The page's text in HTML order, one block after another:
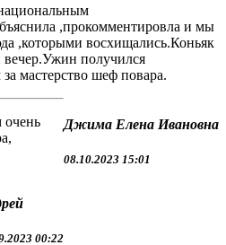
,прокомментировла и мы
,которыми восхищались.Коньяк
вечер.Ужин получился
мастерство шеф повара.
Джима Елена Ивановна
08.10.2023 15:01
00:22